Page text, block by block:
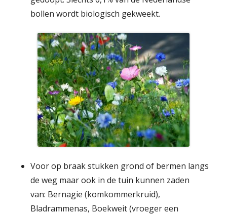
bollen wordt biologisch gekweekt.
Voor op braak stukken grond of bermen langs
de weg maar ook in de tuin kunnen zaden
van: Bernagie (komkommerkruid),
Bladrammenas, Boekweit (vroeger een